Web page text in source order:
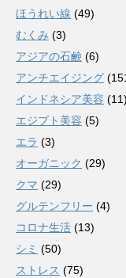
ほうれい線 (49)
むくみ (3)
アジアの石鹸 (6)
アンチエイジング
インドネシア美容 (11)
エジプト美容 (5)
エラ (3)
オーガニック (29)
クマ (29)
グルテンフリー (4)
コロナ生活 (13)
シミ (50)
ストレス (75)